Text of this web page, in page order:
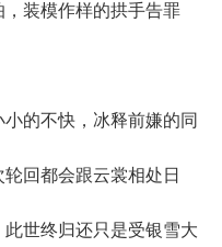
装模作样的拱手告罪
的不快，冰释前嫌的同
回都会跟云裳相处日
世终归还只是受银雪大